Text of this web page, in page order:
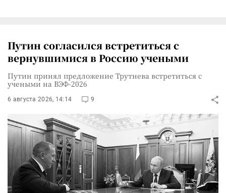
Путин согласился встретиться с
вернувшимися в Россию учеными
Путин принял предложение Трутнева встретиться с
учеными на ВЭФ-2026
6 августа 2026, 14:14 9